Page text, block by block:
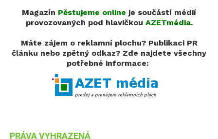
Magazín Pěstujeme online je součástí médií
provozovaných pod hlavičkou AZETmédia.
Máte zájem o reklamní plochu? Publikaci PR
článku nebo zpětný odkaz? Zde najdete všechny
potřebné informace:
PRÁVA VYHRAZENÁ